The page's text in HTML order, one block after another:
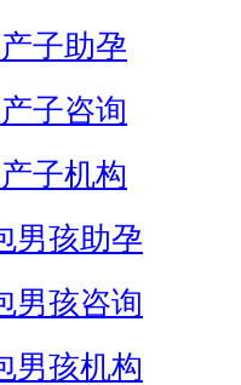
子助孕
子咨询
子机构
男孩助孕
男孩咨询
男孩机构